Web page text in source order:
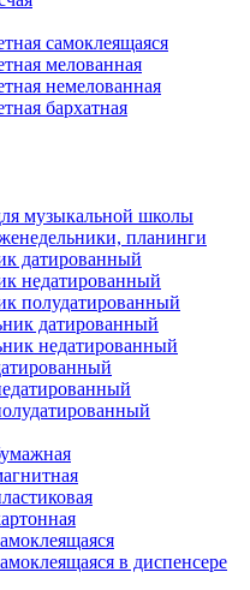
самоклеящаяся
мелованная
немелованная
бархатная
музыкальной школы
планинги
датированный
недатированный
полудатированный
датированный
недатированный
в диспенсере